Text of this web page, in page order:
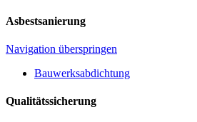
Asbestsanierung
Navigation überspringen
Bauwerksabdichtung
Qualitätssicherung